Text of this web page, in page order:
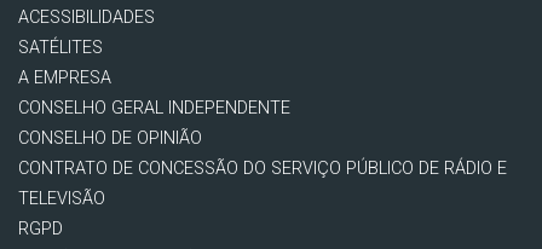
ACESSIBILIDADES
SATÉLITES
A EMPRESA
CONSELHO GERAL INDEPENDENTE
CONSELHO DE OPINIÃO
CONTRATO DE CONCESSÃO DO SERVIÇO PÚBLICO DE RÁDIO E
TELEVISÃO
RGPD